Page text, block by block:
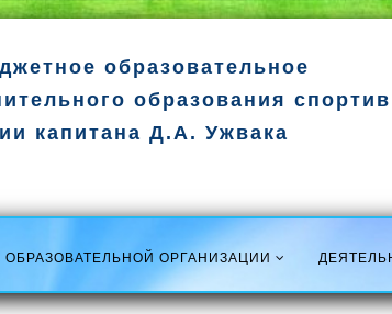
образовательное
образования
капитана Д.А. Ужвака
ОРГАНИЗАЦИИ